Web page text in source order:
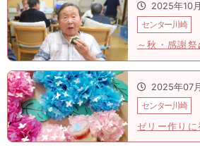
2025年10
センター川崎
～秋・感謝祭
2025年07
センター川崎
ゼリー作り